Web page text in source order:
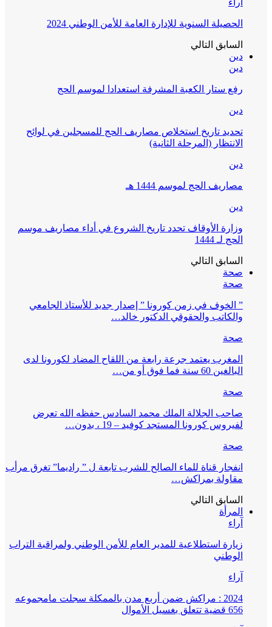
آراء
الحصيلة السنوية للإدارة العامة للأمن الوطني 2024
السابق التالي
دين
دين
رفع ستار الكعبة المشرفة استعدادا لموسم الحج
دين
تحديد تاريخ استخلاص مصاريف الحج للمسجلين في لوائح
الانتظار (المرحلة الثانية)
دين
مصاريف الحج لموسم 1444 هـ
دين
وزارة الأوقاف تحدد تاريخ الشروع في أداء مصاريف موسم
الحج لـ 1444
السابق التالي
صحة
صحة
” الخوف في زمن كورونا ” إصدار جديد للأستاذ الجامعي
والكاتب والحقوقي الدكتور خالد…
صحة
المغرب يعتمد جرعة رابعة من اللقاح المضاد لكورونا لدى
البالغين 60 سنة فما فوق أو من…
صحة
صاحب الجلالة الملك محمد السادس حفظه الله تعرض
لفيروس كورونا المستجد كوفيد – 19 ، بدون…
صحة
انفجار قناة للماء الصالح للشرب تابعة ل ” راديما” تغرق مرأب
مقاولة بمراكش…
السابق التالي
المرأة
آراء
زيارة استطلاعية للمدير العام للأمن الوطني ولمراقبة التراب
الوطني
آراء
2024 : مراكش ضمن أربع مدن بالممكلة سجلت مامجموعه
656 قضية تتعلق بغسيل الأموال